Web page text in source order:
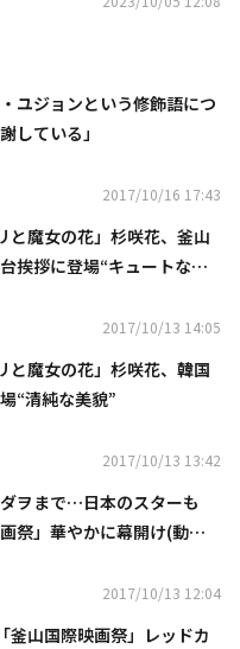
ユジョンという修飾語につ
している」
2017/10/16 17:43
と魔女の花」杉咲花、釜山
挨拶に登場“キュートな笑
2017/10/13 14:05
と魔女の花」杉咲花、韓国
“清純な美貌”
2017/10/13 13:42
ヲまで…日本のスターも
祭」華やかに幕開け(動画
2017/10/13 12:04
釜山国際映画祭」レッドカ